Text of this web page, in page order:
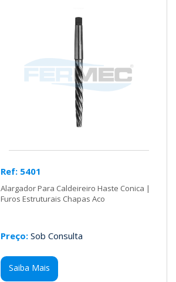
Ref: 5401
Alargador Para Caldeireiro Haste Conica |
Furos Estruturais Chapas Aco
Preço: Sob Consulta
Saiba Mais